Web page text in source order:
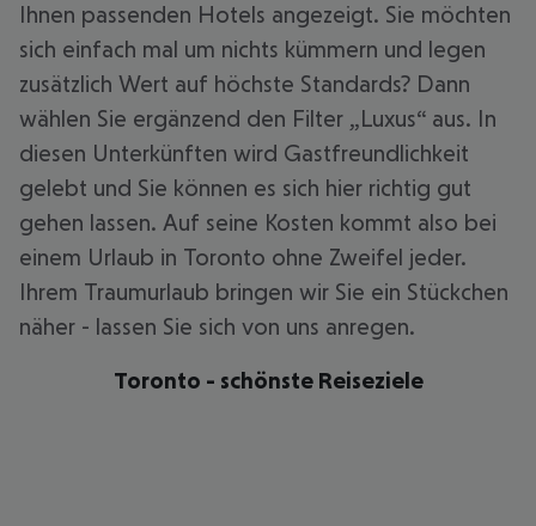
Ihnen passenden Hotels angezeigt. Sie möchten
sich einfach mal um nichts kümmern und legen
zusätzlich Wert auf höchste Standards? Dann
wählen Sie ergänzend den Filter „Luxus“ aus. In
diesen Unterkünften wird Gastfreundlichkeit
gelebt und Sie können es sich hier richtig gut
gehen lassen. Auf seine Kosten kommt also bei
einem Urlaub in Toronto ohne Zweifel jeder.
Ihrem Traumurlaub bringen wir Sie ein Stückchen
näher - lassen Sie sich von uns anregen.
Toronto - schönste Reiseziele